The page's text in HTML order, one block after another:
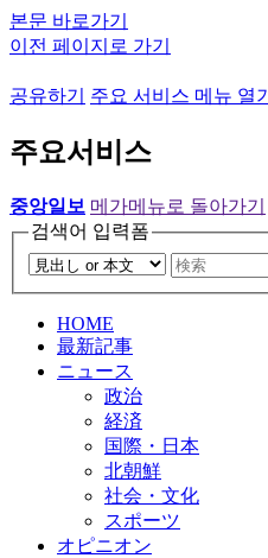
본문 바로가기
이전 페이지로 가기
공유하기 주요 서비스 메뉴 열기
주요서비스
중앙일보 메가메뉴로 돌아가기
검색어 입력폼
HOME
最新記事
ニュース
政治
経済
国際・日本
北朝鮮
社会・文化
スポーツ
オピニオン